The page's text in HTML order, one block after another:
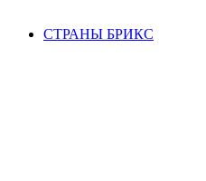
СТРАНЫ БРИКС